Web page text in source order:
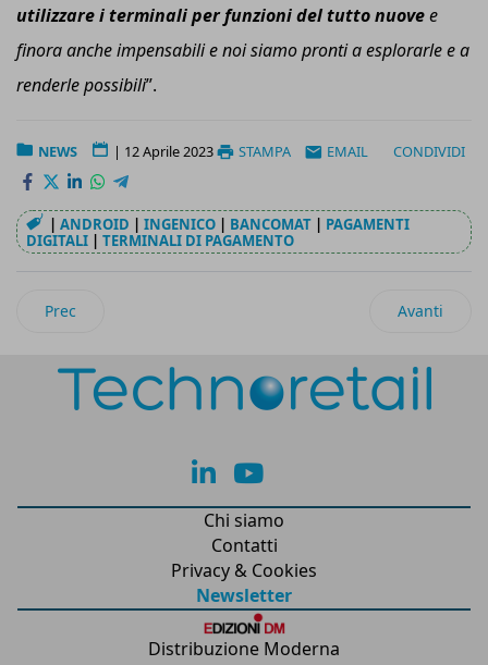
utilizzare i terminali per funzioni del tutto nuovee
finora anche impensabilienoisiamo pronti a esplorarle e a
renderle possibili”.
NEWS | 12 Aprile 2023 STAMPA EMAIL CONDIVIDI
| ANDROID | INGENICO | BANCOMAT | PAGAMENTI
DIGITALI | TERMINALI DI PAGAMENTO
Articolo precedente: Al via il workshop online gratuito
Prec Articolo
Avanti
lk yt
Chi siamo
Contatti
Privacy & Cookies
Newsletter
Distribuzione Moderna